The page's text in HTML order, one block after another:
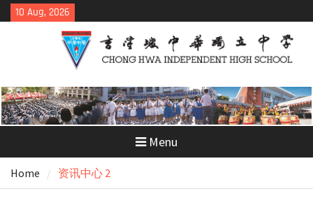
Skip
to
10 Aug, 2026
Menu
Home 资讯中心 2